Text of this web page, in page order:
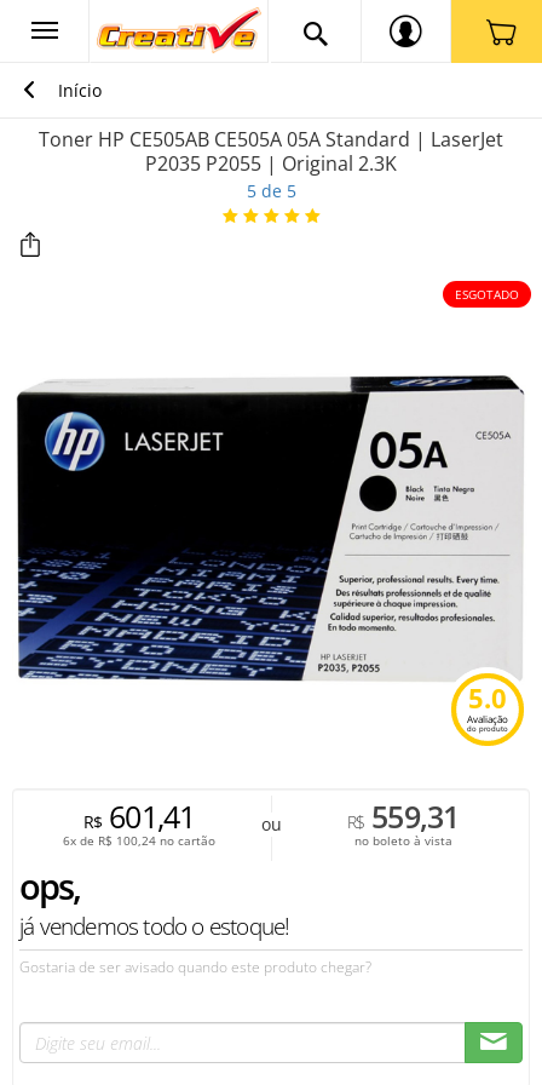
Início
Toner HP CE505AB CE505A 05A Standard | LaserJet
P2035 P2055 | Original 2.3K
5 de 5
ESGOTADO
5.0
Avaliação
do produto
R$601,41
6x de R$ 100,24 no cartão
ou R$ 559,31
no boleto à vista
ops,
já vendemos todo o estoque!
Gostaria de ser avisado quando este produto chegar?